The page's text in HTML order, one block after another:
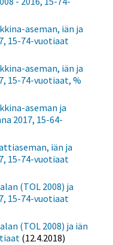
aseman, iän ja
15-74-vuotiaat
aseman, iän ja
15-74-vuotiaat, %
aseman ja
2017, 15-64-
iän ja
15-74-vuotiaat
(TOL 2008) ja
15-74-vuotiaat
(TOL 2008) ja iän
(12.4.2018)